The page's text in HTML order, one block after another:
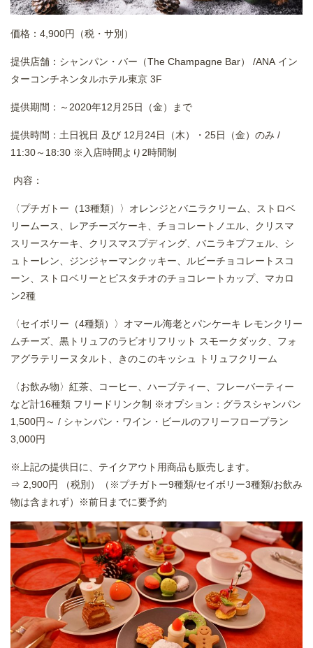
価格：4,900円（税・サ別）
提供店舗：シャンパン・バー（The Champagne Bar） /ANA イン
ターコンチネンタルホテル東京 3F
提供期間：～2020年12月25日（金）まで
提供時間：土日祝日 及び 12月24日（木）・25日（金）のみ /
11:30～18:30 ※入店時間より2時間制
内容：
〈プチガトー（13種類）〉オレンジとバニラクリーム、ストロベ
リームース、レアチーズケーキ、チョコレートノエル、クリスマ
スリースケーキ、クリスマスプディング、バニラキプフェル、シ
ュトーレン、ジンジャーマンクッキー、ルビーチョコレートスコ
ーン、ストロベリーとピスタチオのチョコレートカップ、マカロ
ン2種
〈セイボリー（4種類）〉オマール海老とパンケーキ レモンクリー
ムチーズ、黒トリュフのラビオリフリット スモークダック、フォ
アグラテリーヌタルト、きのこのキッシュ トリュフクリーム
〈お飲み物〉紅茶、コーヒー、ハーブティー、フレーバーティー
など計16種類 フリードリンク制 ※オプション：グラスシャンパン
1,500円～ / シャンパン・ワイン・ビールのフリーフロープラン
3,000円
※上記の提供日に、テイクアウト用商品も販売します。
⇒ 2,900円 （税別）（※プチガトー9種類/セイボリー3種類/お飲み
物は含まれず）※前日までに要予約